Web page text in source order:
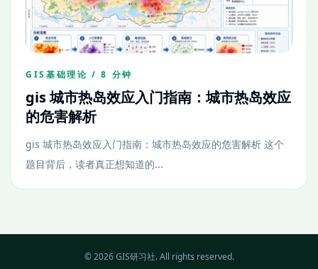
GIS基础理论 / 8 分钟
gis 城市热岛效应入门指南：城市热岛效应
的危害解析
gis 城市热岛效应入门指南：城市热岛效应的危害解析 这个
题目背后，读者真正想知道的...
© 2026 GIS研习社. All rights reserved.